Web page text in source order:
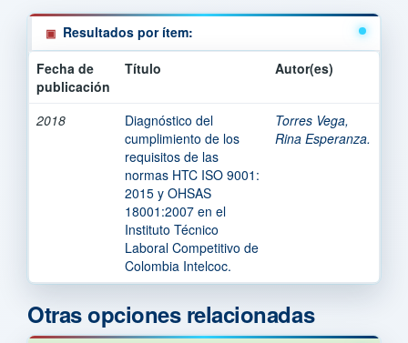
Resultados por ítem:
Fecha de
publicación
Título Autor(es)
2018
Diagnóstico del
cumplimiento de los
requisitos de las
normas HTC ISO 9001:
2015 y OHSAS
18001:2007 en el
Instituto Técnico
Laboral Competitivo de
Colombia Intelcoc.
Torres Vega,
Rina Esperanza.
Otras opciones relacionadas